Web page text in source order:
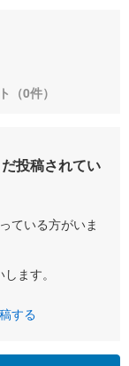
（0件）
投稿されてい
ている方がいま
ます。
する